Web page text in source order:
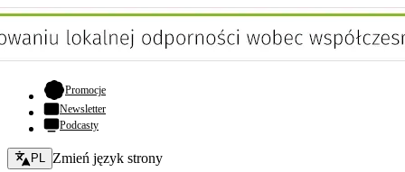
Promocje- otwiera się w nowej karcie
Newsletter
Podcasty
Zmień język - bieżący:
PL Zmień język strony